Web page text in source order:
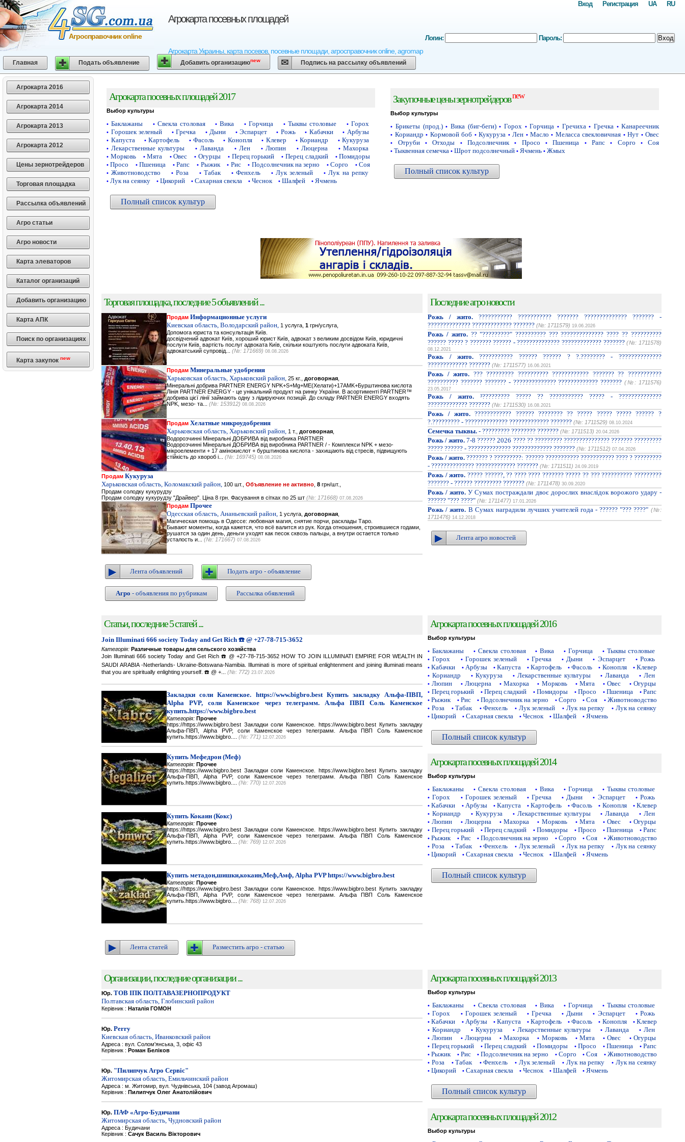
Агрокарта посевных площадей
Агрокарта Украины, карта посевов, посевные площади, агросправочник online, agromap
Агросправочник online
RU
UA
Регистрация
Вход
Логин: Пароль: Вход
Главная Подать объявление Добавить организациюnew Подпись на рассылку объявлений
Агрокарта 2016
Агрокарта 2014
Агрокарта 2013
Агрокарта 2012
Цены зернотрейдеров
Торговая площадка
Рассылка объявлений
Агро статьи
Агро новости
Карта элеваторов
Каталог организаций
Добавить организацию
Карта АПК
Поиск по организациях
Карта закупок new
Агрокарта посевных площадей 2017
Выбор культуры
• Баклажаны • Свекла столовая • Вика • Горчица • Тыквы столовые • Горох
• Горошек зеленый • Гречка • Дыни • Эспарцет • Рожь • Кабачки • Арбузы
• Капуста • Картофель • Фасоль • Конопля • Клевер • Кориандр • Кукуруза
• Лекарственные культуры • Лаванда • Лен • Люпин • Люцерна • Махорка
• Морковь • Мята • Овес • Огурцы • Перец горький • Перец сладкий • Помидоры
• Просо • Пшеница • Рапс • Рыжик • Рис • Подсолнечник на зерно • Сорго • Соя
• Животноводство • Роза • Табак • Фенхель • Лук зеленый • Лук на репку
• Лук на сеянку • Цикорий • Сахарная свекла • Чеснок • Шалфей • Ячмень
Полный список культур
Закупочные цены зернотрейдеровnew
Выбор культуры
• Брикеты (прод.) • Вика (биг-беги) • Горох • Горчица • Гречиха • Гречка • Канареечник
• Кориандр • Кормовой боб • Кукуруза • Лен • Масло • Меласса свекловичная • Нут • Овес
• Отруби • Отходы • Подсолнечник • Просо • Пшеница • Рапс • Сорго • Соя
• Тыквенная семечка • Шрот подсолнечный • Ячмень • Жмых
Полный список культур
Торговая площадка, последние 5 объявлений ...
Продам Информационные услуги
Киевская область, Володарский район, 1 услуга, 1 грн/услуга,
Допомога юриста та консультація Київ.
досвідчений адвокат Київ, хороший юрист Київ, адвокат з великим досвідом Київ, юридичні
послуги Київ, вартість послуг адвоката Київ, скільки коштують послуги адвоката Київ,
адвокатський супровід... (№: 171669) 08.08.2026
Продам Минеральные удобрения
Харьковская область, Харьковский район, 25 кг., договорная
Мінеральні добрива PARTNER ENERGY NPK+S+Mg+ME(Хелати)+17AMK+Бурштинова кислота
Лінія PARTNER ENERGY - це унікальний продукт на ринку України. В асортименті PARTNER™
добрива цієї лінії займають одну з лідируючих позицій. До складу PARTNER ENERGY входять
NPK, мезо- та... (№: 153912) 08.08.2026
Продам Хелатные микроудобрения
Харьковская область, Харьковский район, 1 т., договорная
Водорозчинні Мiнеральнi ДОБРИВА від виробника PARTNER
Водорозчинні Мiнеральнi ДОБРИВА від виробника PARTNER / - Комплекси NPK + мезо-
мікроелементи + 17 амінокислот + бурштинова кислота - захищають від стресів, підвищують
стійкість до хвороб і... (№: 169745) 08.08.2026
Продам Кукуруза
Харьковская область, Коломакский район, 100 шт., Объявление не активно 8 грн/шт.,
Продам солодку кукурудзу
Продам солодку кукурудзу "Драйвер". Ціна 8 грн. Фасування в сітках по 25 шт (№: 171668) 07.08.2026
Продам Прочее
Одесская область, Ананьевский район, 1 услуга, договорная
Магическая помощь в Одессе: любовная магия, снятие порчи, расклады Таро.
Бывают моменты, когда кажется, что всё валится из рук. Когда отношения, строившиеся годами,
рушатся за один день, деньги уходят как песок сквозь пальцы, а внутри остается только
усталость и... (№: 171667) 07.08.2026
Лента объявлений Подать агро - объявление
Агро - объявления по рубрикам Рассылка обявлений
Последние агро новости
Рожь / жито. ??????????? ??????????? ??????? ?????????????? ??????? -
?????????????? ????????????? ??????? (№: 1711579) 19.06.2026
Рожь / жито.?? "?????????" ?????????? ??? ?????????????? ???? ?? ??????????
?????? ????? ? ??????? ?????? - ?????????????? ????????????? ??????? (№: 1711578)
08.12.2021
Рожь / жито. ??????????? ?????? ?????? ? ?.???????? - ??????????????
????????????? ??????? (№: 1711577) 16.06.2021
Рожь / жито. ??? ????????? ?????????? ???????????? ??????? ?? ???????????
?????????? ??????? ??????? - ?????????????? ????????????? ??????? (№: 1711576)
23.05.2017
Рожь / жито. ³????????? ????? ?? ??????????? ????? - ??????????????
????????????? ??????? (№: 1711530) 16.08.2021
Рожь / жито.???????????? ?????? ???????? ?? ????? ????? ????? ?????? ?
?.????????? - ?????????????? ????????????? ??????? (№: 1711529) 08.10.2024
Семечка тыквы. - ????????? ???????? ??????? (№: 1711513) 20.04.2026
Рожь / жито. 7-8 ?????? 2026 ???? ?? ????????? ??????????????? ??????? ?????????
????? ?????? - ?????????????? ????????????? ??????? (№: 1711512) 07.04.2026
Рожь / жито. ??????? ? ?????????: ?????? ??????????? ??????????? ???? ? ?????????
- ?????????????? ????????????? ??????? (№: 1711511) 24.09.2019
Рожь / жито. ????? ??????, ?? ???? ???? ??????? ????? ?? ??? ?????????? ?????????
??????? - ?????? ????????? ??????? (№: 1711478) 30.09.2020
Рожь / жито. У Сумах постраждали двоє дорослих внаслідок ворожого удару -
?????? "??? ????" (№: 1711477) 17.01.2026
Рожь / жито. В Сумах наградили лучших учителей года - ?????? "??? ????" (№:
1711476) 14.12.2018
Лента агро новостей
Статьи, последние 5 статей ...
Join Illuminati 666 society Today and Get Rich ☎️ @ +27-78-715-3652
Категорія: Различные товары для сельского хозяйства
Join Illuminati 666 society Today and Get Rich ☎️ @ +27-78-715-3652 HOW TO JOIN ILLUMINATI EMPIRE FOR WEALTH IN
SAUDI ARABIA -Netherlands- Ukraine-Botswana-Namibia. Illuminati is more of spiritual enlightenment and joining illuminati means
that you are spiritually enlighting yourself. ☎️ @ +... (№: 772) 23.07.2026
Закладки соли Каменское. https://www.bigbro.best Купить закладку Альфа-ПВП,
Alpha PVP, соли Каменское через телеграмм. Альфа ПВП Соль Каменское
купить.https://www.bigbro.best
Категорія: Прочее
https://https://www.bigbro.best Закладки соли Каменское. https://www.bigbro.best Купить закладку
Альфа-ПВП, Alpha PVP, соли Каменское через телеграмм. Альфа ПВП Соль Каменское
купить.https://www.bigbro.... (№: 771) 12.07.2026
Купить Мефедрон (Меф)
Категорія: Прочее
https://https://www.bigbro.best Закладки соли Каменское. https://www.bigbro.best Купить закладку
Альфа-ПВП, Alpha PVP, соли Каменское через телеграмм. Альфа ПВП Соль Каменское
купить.https://www.bigbro.... (№: 770) 12.07.2026
Купить Кокаин (Кокс)
Категорія: Прочее
https://https://www.bigbro.best Закладки соли Каменское. https://www.bigbro.best Купить закладку
Альфа-ПВП, Alpha PVP, соли Каменское через телеграмм. Альфа ПВП Соль Каменское
купить.https://www.bigbro.... (№: 769) 12.07.2026
Купить метадон,шишки,кокаин,Меф,Амф, Alpha PVP https://www.bigbro.best
Категорія: Прочее
https://https://www.bigbro.best Закладки соли Каменское. https://www.bigbro.best Купить закладку
Альфа-ПВП, Alpha PVP, соли Каменское через телеграмм. Альфа ПВП Соль Каменское
купить.https://www.bigbro.... (№: 768) 12.07.2026
Лента статей Разместить агро - статью
Агрокарта посевных площадей 2016
Выбор культуры
• Баклажаны • Свекла столовая • Вика • Горчица • Тыквы столовые
• Горох • Горошек зеленый • Гречка • Дыни • Эспарцет • Рожь
• Кабачки • Арбузы • Капуста • Картофель • Фасоль • Конопля • Клевер
• Кориандр • Кукуруза • Лекарственные культуры • Лаванда • Лен
• Люпин • Люцерна • Махорка • Морковь • Мята • Овес • Огурцы
• Перец горький • Перец сладкий • Помидоры • Просо • Пшеница • Рапс
• Рыжик • Рис • Подсолнечник на зерно • Сорго • Соя • Животноводство
• Роза • Табак • Фенхель • Лук зеленый • Лук на репку • Лук на сеянку
• Цикорий • Сахарная свекла • Чеснок • Шалфей • Ячмень
Полный список культур
Агрокарта посевных площадей 2014
Выбор культуры
• Баклажаны • Свекла столовая • Вика • Горчица • Тыквы столовые
• Горох • Горошек зеленый • Гречка • Дыни • Эспарцет • Рожь
• Кабачки • Арбузы • Капуста • Картофель • Фасоль • Конопля • Клевер
• Кориандр • Кукуруза • Лекарственные культуры • Лаванда • Лен
• Люпин • Люцерна • Махорка • Морковь • Мята • Овес • Огурцы
• Перец горький • Перец сладкий • Помидоры • Просо • Пшеница • Рапс
• Рыжик • Рис • Подсолнечник на зерно • Сорго • Соя • Животноводство
• Роза • Табак • Фенхель • Лук зеленый • Лук на репку • Лук на сеянку
• Цикорий • Сахарная свекла • Чеснок • Шалфей • Ячмень
Полный список культур
Организации, последние организации ...
Юр. ТОВ ІПК ПОЛТАВАЗЕРНОПРОДУКТ
Полтавская область, Глобинский район
Керівник : Наталія ГОМОН
Юр. Perry
Киевская область, Иванковский район
Адреса : вул. Солом'янська, 3, офіс 43
Керівник : Роман Беліков
Юр. "Пилипчук Агро Сервіс"
Житомирская область, Емильчинский район
Адреса : м. Житомир, вул. Чуднівська, 104 (завод Агромаш)
Керівник : Пилипчук Олег Анатолійович
Юр. ПАФ «Агро-Будичани
Житомирская область, Чудновский район
Адреса : Будичани
Керівник : Сачук Василь Вікторович
Агрокарта посевных площадей 2013
Выбор культуры
• Баклажаны • Свекла столовая • Вика • Горчица • Тыквы столовые
• Горох • Горошек зеленый • Гречка • Дыни • Эспарцет • Рожь
• Кабачки • Арбузы • Капуста • Картофель • Фасоль • Конопля • Клевер
• Кориандр • Кукуруза • Лекарственные культуры • Лаванда • Лен
• Люпин • Люцерна • Махорка • Морковь • Мята • Овес • Огурцы
• Перец горький • Перец сладкий • Помидоры • Просо • Пшеница • Рапс
• Рыжик • Рис • Подсолнечник на зерно • Сорго • Соя • Животноводство
• Роза • Табак • Фенхель • Лук зеленый • Лук на репку • Лук на сеянку
• Цикорий • Сахарная свекла • Чеснок • Шалфей • Ячмень
Полный список культур
Агрокарта посевных площадей 2012
Выбор культуры